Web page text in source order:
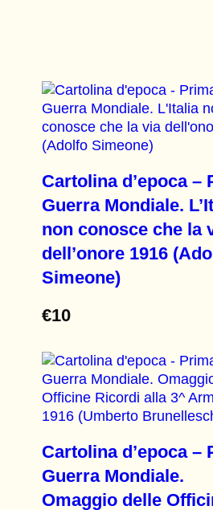
Cartolina d’epoca –
Guerra Mondiale.
non conosce che la
dell’onore 1916
Simeone)
€10
Cartolina d’epoca –
Guerra Mondiale.
Omaggio delle